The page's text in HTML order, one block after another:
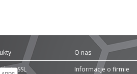
SSL
O nas
Informacje o firmie